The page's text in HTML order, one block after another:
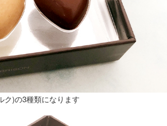
ク)の3種類になります